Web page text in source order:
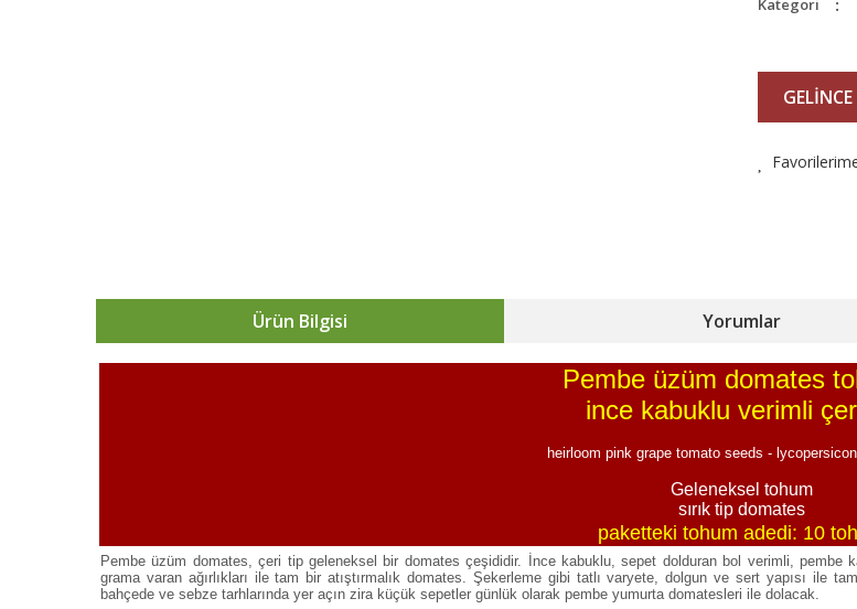
Ürün Bilgisi Yorumlar
Pembe üzüm domates
ince kabuklu verimli
heirloom pink grape tomato seeds -
Geleneksel tohum
sırık tip domates
paketteki tohum adedi: 10
Pembe üzüm domates, çeri tip geleneksel bir domates çeşididir. İnce kabuklu, sepet dolduran bol verimli,
grama varan ağırlıkları ile tam bir atıştırmalık domates. Şekerleme gibi tatlı varyete, dolgun ve sert yapısı ile
bahçede ve sebze tarhlarında yer açın zira küçük sepetler günlük olarak pembe yumurta domatesleri ile dolacak.